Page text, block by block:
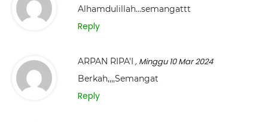
Alhamdulillah…semangattt
Reply
ARPAN RIPA'I , Minggu 10 Mar 2024
Berkah,,,,Semangat
Reply